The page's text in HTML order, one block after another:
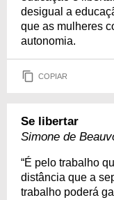
desigual a
que as mulheres
autonomia.
COPIAR
Se libertar
Simone de
“É pelo trabalho
distância que a
trabalho poderá